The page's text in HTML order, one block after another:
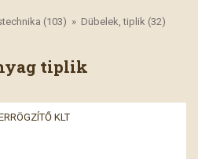
(103) » Dübelek, tiplik (32)
tiplik
KLT